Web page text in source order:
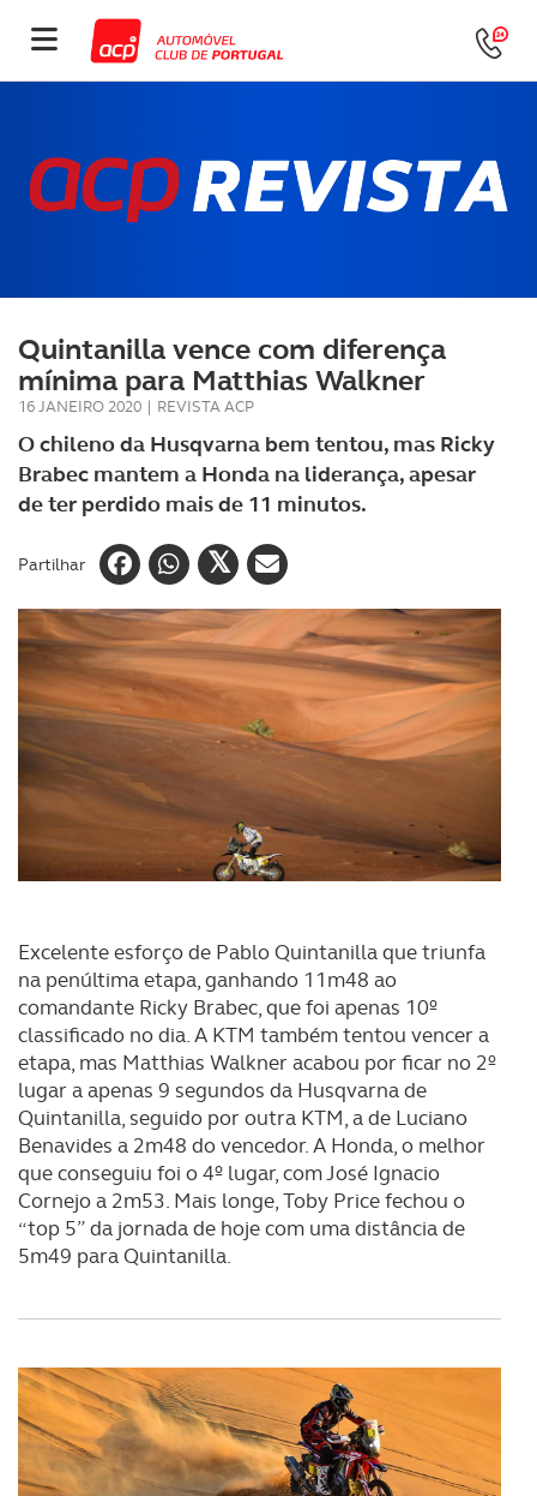
Quintanilla vence com diferença
mínima para Matthias Walkner
16 JANEIRO 2020 | REVISTA ACP
O chileno da Husqvarna bem tentou, mas Ricky
Brabec mantem a Honda na liderança, apesar
de ter perdido mais de 11 minutos.
Partilhar
Excelente esforço de Pablo Quintanilla que triunfa
na penúltima etapa, ganhando 11m48 ao
comandante Ricky Brabec, que foi apenas 10º
classificado no dia. A KTM também tentou vencer a
etapa, mas Matthias Walkner acabou por ficar no 2º
lugar a apenas 9 segundos da Husqvarna de
Quintanilla, seguido por outra KTM, a de Luciano
Benavides a 2m48 do vencedor. A Honda, o melhor
que conseguiu foi o 4º lugar, com José Ignacio
Cornejo a 2m53. Mais longe, Toby Price fechou o
“top 5” da jornada de hoje com uma distância de
5m49 para Quintanilla.